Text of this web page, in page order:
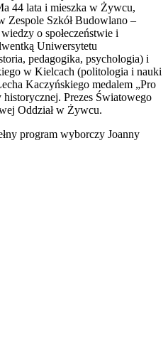
44 lata i mieszka w Żywcu,
Zespole Szkół Budowlano –
o społeczeństwie i
Uniwersytetu
pedagogika, psychologia) i
w Kielcach (politologia i nauki
Kaczyńskiego medalem „Pro
Prezes Światowego
Oddział w Żywcu.
program wyborczy Joanny